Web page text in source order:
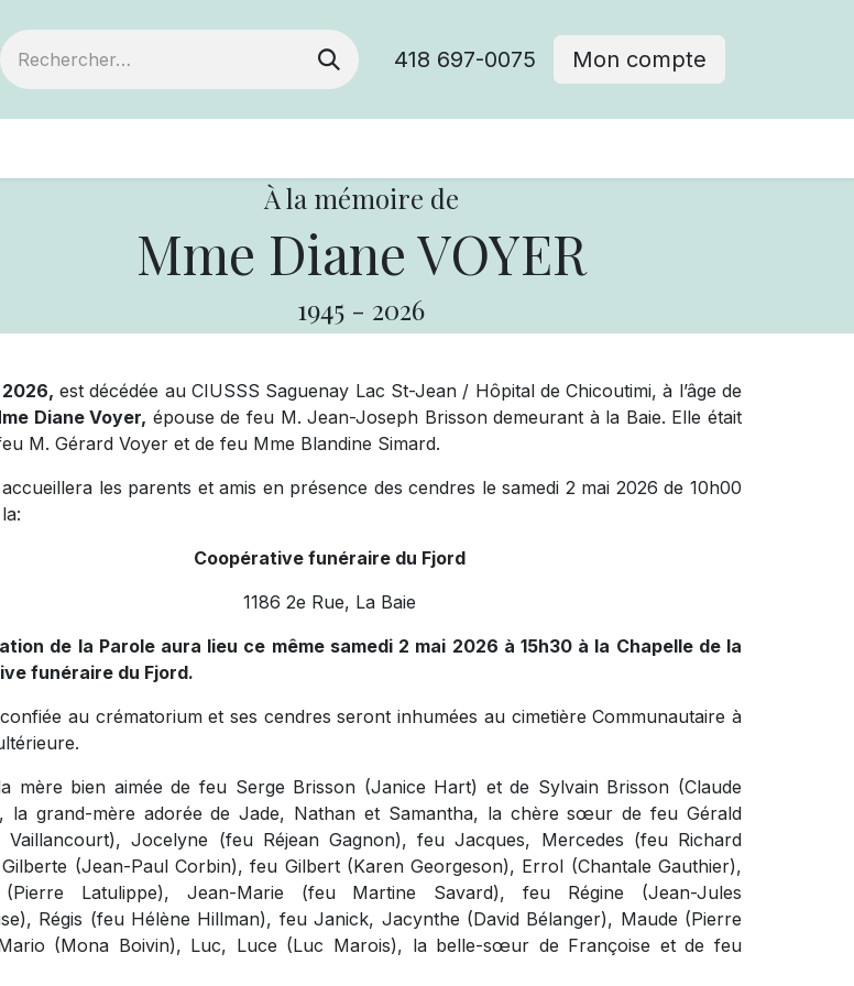
418 697-0075 Mon compte
À la mémoire de
Mme Diane VOYER
1945 - 2026
est décédée au CIUSSS Saguenay Lac St-Jean / Hôpital de Chicoutimi, à l’âge de
Diane Voyer, épouse de feu M. Jean-Joseph Brisson demeurant à la Baie. Elle était
M. Gérard Voyer et de feu Mme Blandine Simard.
les parents et amis en présence des cendres le samedi 2 mai 2026 de 10h00
Coopérative funéraire du Fjord
1186 2e Rue, La Baie
de la Parole aura lieu ce même samedi 2 mai 2026 à 15h30 à la Chapelle de la
funéraire du Fjord.
au crématorium et ses cendres seront inhumées au cimetière Communautaire à
mère bien aimée de feu Serge Brisson (Janice Hart) et de Sylvain Brisson (Claude
la grand-mère adorée de Jade, Nathan et Samantha, la chère sœur de feu Gérald
Vaillancourt), Jocelyne (feu Réjean Gagnon), feu Jacques, Mercedes (feu Richard
(Jean-Paul Corbin), feu Gilbert (Karen Georgeson), Errol (Chantale Gauthier),
(Pierre Latulippe), Jean-Marie (feu Martine Savard), feu Régine (Jean-Jules
Régis (feu Hélène Hillman), feu Janick, Jacynthe (David Bélanger), Maude (Pierre
(Mona Boivin), Luc, Luce (Luc Marois), la belle-sœur de Françoise et de feu